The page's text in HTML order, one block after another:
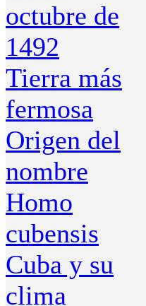
octubre de
1492
Tierra más
fermosa
Origen del
nombre
Homo
cubensis
Cuba y su
clima